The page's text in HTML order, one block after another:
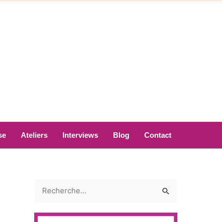
Ateliers Interviews Blog Contact
c